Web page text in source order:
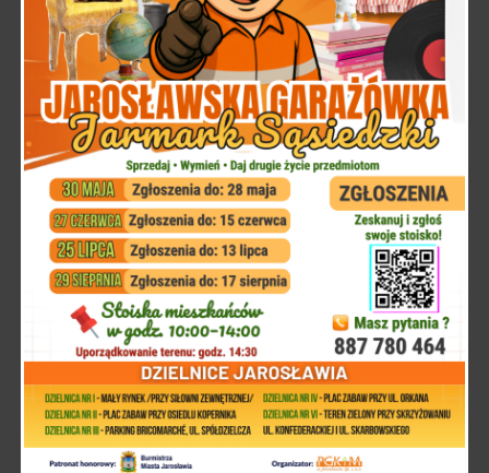
Już dziś zapraszamy mieszkańców Jarosławia i okolic na
najbliższą niedzielę, 14 czerwca, na Bulwary nad Sanem!
W godzinach od 12:00 do 17:00 spotkamy się podczas pikniku
edukacyjno-informacyjnego, organizowanego jako jeden z
elementów obchodów Dnia Patrona Miasta Jarosławia.